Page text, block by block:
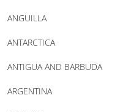
ANTIGUA